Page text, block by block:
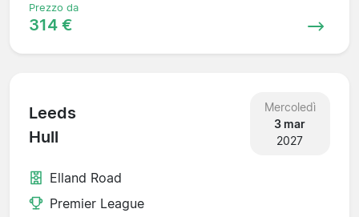
Prezzo da
314 €
Leeds
Hull
Mercoledì
3 mar
2027
Elland Road
Premier League